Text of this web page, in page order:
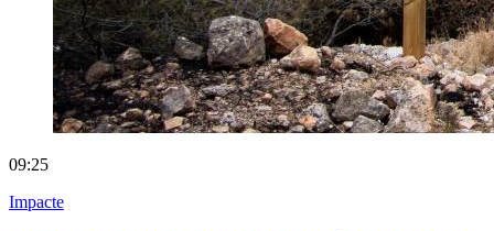
09:25
Impacte